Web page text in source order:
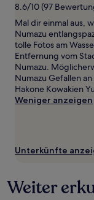
2 Erwachsenen
gefunden
wurde.
Preise
und
Verfügbarkeiten
können
sich
ändern.
gelten.
8.6/10 (97
Mal dir einmal aus,
Numazu
tolle Fotos am
Entfernung vom
Numazu.
Numazu Gefallen
Hakone Kowakien
Weniger anzeigen
Unterkünfte
Weiter